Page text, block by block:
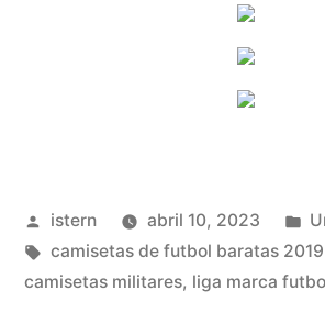
Publicado
por
istern abril 10, 2023
en
Etiquetas:
camisetas de futbol baratas
camisetas militares, liga marca